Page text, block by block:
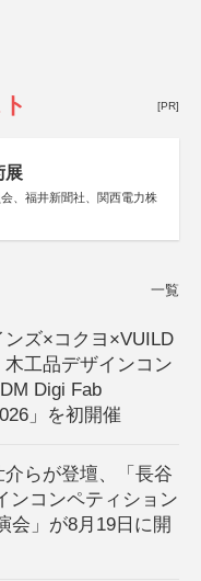
[PR]
展
、福井新聞社、関西電力株
一覧
ンズ×コクヨ×VUILD
工品デザインコン
Digi Fab
」を初開催
らが登壇、「長谷
ンコンペティション
会」が8月19日に開